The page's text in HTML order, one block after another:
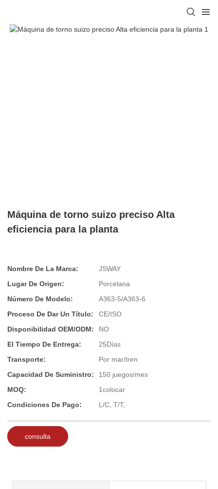
Máquina de torno suizo preciso Alta
eficiencia para la planta
Nombre De La Marca:
JSWAY
Lugar De Origen:
Porcelana
Número De Modelo:
A363-5/A363-6
Proceso De Dar Un Título:
CE/ISO
Disponibilidad OEM/ODM:
NO
El Tiempo De Entrega:
25Días
Transporte:
Por mar/tren
Capacidad De Suministro:
150 juegos/mes
MOQ:
1colocar
Condiciones De Pago:
L/C, T/T,
consulta